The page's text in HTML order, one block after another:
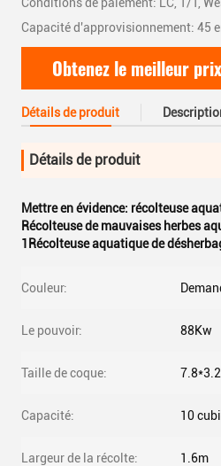
Capacité d'approvisionnement: 45
Obtenez le meilleur prix
Détails de produit
Détails de produit
Mettre en évidence: récolteuse
Récolteuse de mauvaises herbes
1Récolteuse aquatique de
Couleur:
Le pouvoir: 88Kw
Taille de coque:
Capacité: 10
Largeur de la récolte: 1.6m